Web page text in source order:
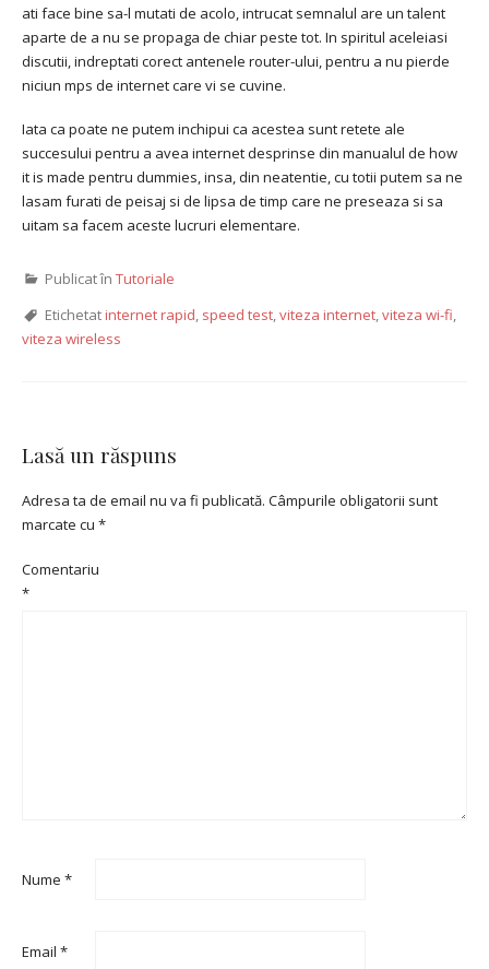
ati face bine sa-l mutati de acolo, intrucat semnalul are un talent
aparte de a nu se propaga de chiar peste tot. In spiritul aceleiasi
discutii, indreptati corect antenele router-ului, pentru a nu pierde
niciun mps de internet care vi se cuvine.
Iata ca poate ne putem inchipui ca acestea sunt retete ale
succesului pentru a avea internet desprinse din manualul de how
it is made pentru dummies, insa, din neatentie, cu totii putem sa ne
lasam furati de peisaj si de lipsa de timp care ne preseaza si sa
uitam sa facem aceste lucruri elementare.
Publicat în Tutoriale
Etichetatinternet rapid, speed test,viteza internet,viteza wi-fi,
viteza wireless
Lasă un răspuns
Adresa ta de email nu va fi publicată. Câmpurile obligatorii sunt
marcate cu *
Comentariu
*
Nume *
Email *